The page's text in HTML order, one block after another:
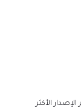
الأكثر